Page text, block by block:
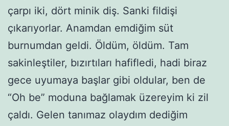
çarpı iki, dört minik diş. Sanki fildişi
çıkarıyorlar. Anamdan emdiğim süt
burnumdan geldi. Öldüm, öldüm. Tam
sakinleştiler, bızırtıları hafifledi, hadi biraz
gece uyumaya başlar gibi oldular, ben de
“Oh be” moduna bağlamak üzereyim ki zil
çaldı. Gelen tanımaz olaydım dediğim